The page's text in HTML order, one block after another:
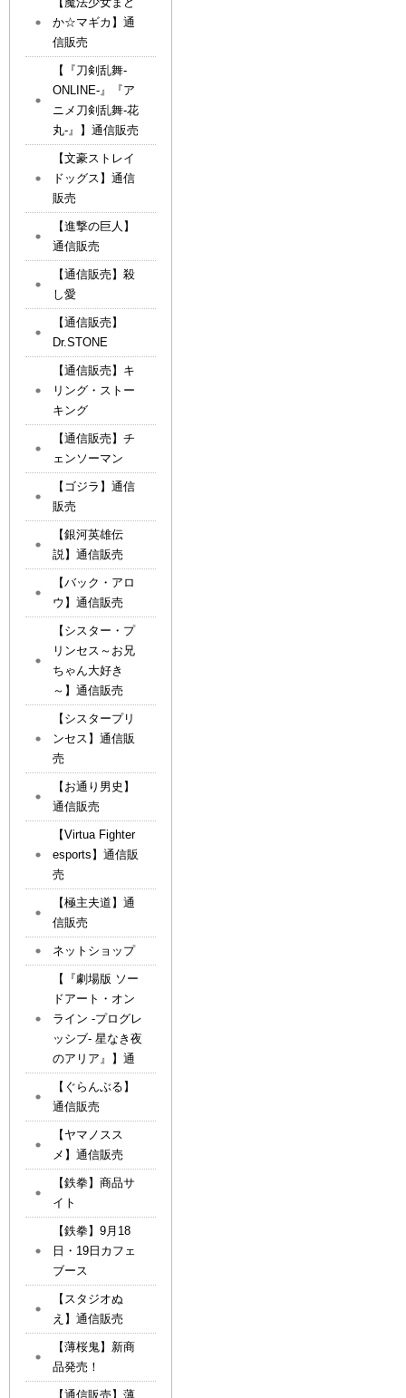
か☆マギカ】通
信販売
【『刀剣乱舞-
ONLINE-』『ア
ニメ刀剣乱舞-花
丸-』】通信販売
【文豪ストレイ
ドッグス】通信
販売
【進撃の巨人】
通信販売
【通信販売】殺
し愛
【通信販売】
Dr.STONE
【通信販売】キ
リング・ストー
キング
【通信販売】チ
ェンソーマン
【ゴジラ】通信
販売
【銀河英雄伝
説】通信販売
【バック・アロ
ウ】通信販売
【シスター・プ
リンセス～お兄
ちゃん大好き
～】通信販売
【シスタープリ
ンセス】通信販
売
【お通り男史】
通信販売
【Virtua Fighter
esports】通信販
売
【極主夫道】通
信販売
ネットショップ
【『劇場版 ソー
ドアート・オン
ライン -プログレ
ッシブ- 星なき夜
のアリア』】通
【ぐらんぶる】
通信販売
【ヤマノスス
メ】通信販売
【鉄拳】商品サ
イト
【鉄拳】9月18
日・19日カフェ
ブース
【スタジオぬ
え】通信販売
【薄桜鬼】新商
品発売！
【通信販売】薄